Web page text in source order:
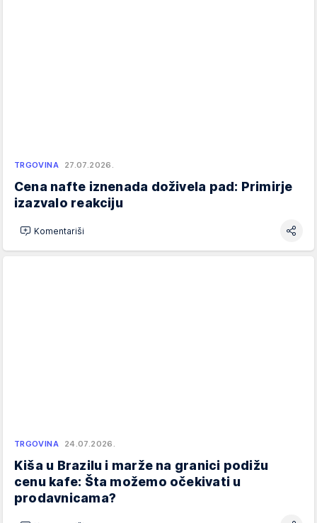
TRGOVINA 27.07.2026.
Cena nafte iznenada doživela pad: Primirje
izazvalo reakciju
Komentariši
TRGOVINA 24.07.2026.
Kiša u Brazilu i marže na granici podižu
cenu kafe: Šta možemo očekivati u
prodavnicama?